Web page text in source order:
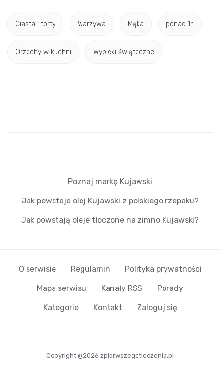
Ciasta i torty Warzywa Mąka ponad 1h
Orzechy w kuchni Wypieki świąteczne
Poznaj markę Kujawski
Jak powstaje olej Kujawski z polskiego rzepaku?
Jak powstają oleje tłoczone na zimno Kujawski?
O serwisie Regulamin Polityka prywatności
Mapa serwisu Kanały RSS Porady
Kategorie Kontakt Zaloguj się
Copyright @2026 zpierwszegotloczenia.pl